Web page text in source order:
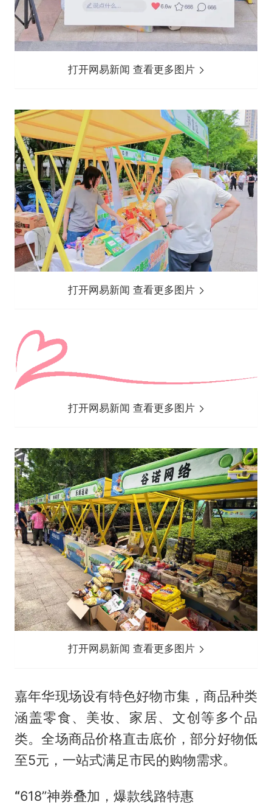
打开网易新闻 查看更多图片
打开网易新闻 查看更多图片
打开网易新闻 查看更多图片
打开网易新闻 查看更多图片
嘉年华现场设有特色好物市集，商品种类
涵盖零食、美妆、家居、文创等多个品
类。全场商品价格直击底价，部分好物低
至5元，一站式满足市民的购物需求。
“618”神券叠加，爆款线路特惠